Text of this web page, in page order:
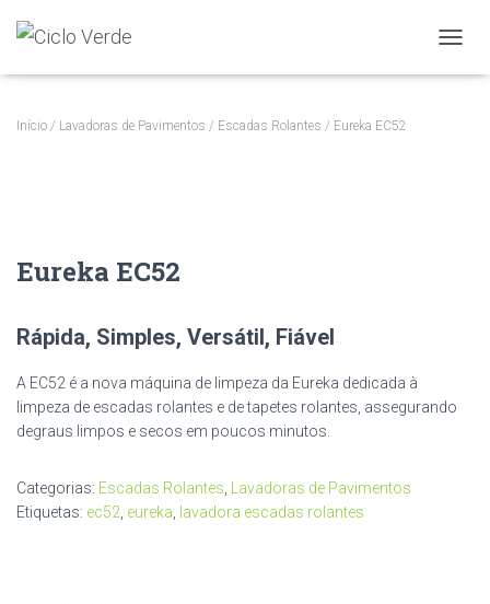
L
O
Início / Lavadoras de Pavimentos / Escadas Rolantes / Eureka EC52
Eureka EC52
Rápida, Simples, Versátil, Fiável
A EC52 é a nova máquina de limpeza da Eureka dedicada à
limpeza de escadas rolantes e de tapetes rolantes, assegurando
degraus limpos e secos em poucos minutos.
Categorias: Escadas Rolantes
Lavadoras de Pavimentos
Etiquetas: ec52 eureka lavadora escadas rolantes